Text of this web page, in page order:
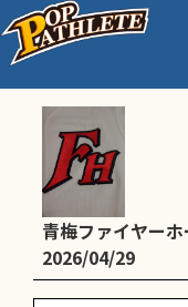
B：練習試
青梅ファイヤー
2026/04/29